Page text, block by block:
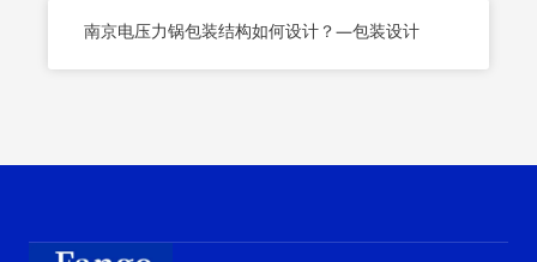
南京电压力锅包装结构如何设计？—包装设计